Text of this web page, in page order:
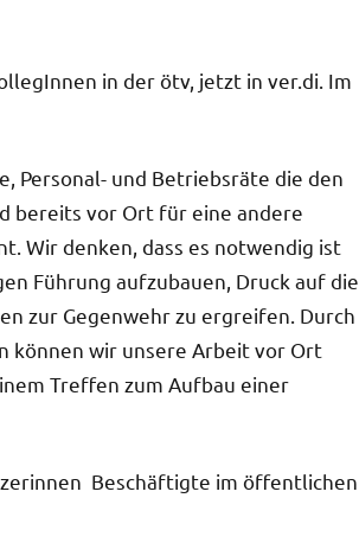
in der ötv, jetzt in ver.di. Im
Personal- und Betriebsräte die den
bereits vor Ort für eine andere
Wir denken, dass es notwendig ist
Führung aufzubauen, Druck auf die
zur Gegenwehr zu ergreifen. Durch
können wir unsere Arbeit vor Ort
Treffen zum Aufbau einer
Beschäftigte im öffentlichen